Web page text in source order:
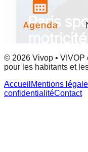
© 2026 Vivop • VIVOP
pour les habitants et
Accueil Mentions
confidentialitéContact